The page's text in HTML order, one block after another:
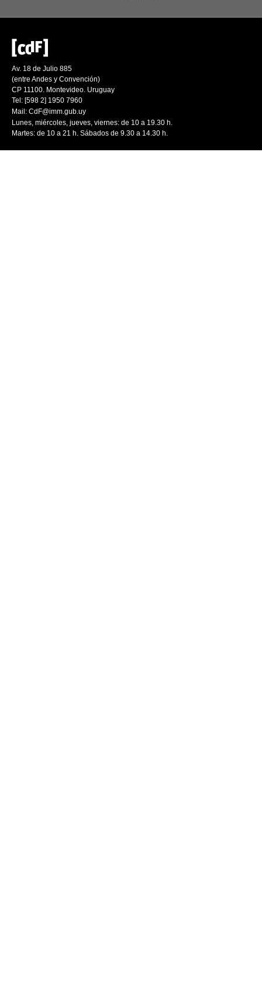
Av. 18 de Julio 885
(entre Andes y Convención)
CP 11100. Montevideo. Uruguay
Tel: [598 2] 1950 7960
Mail: CdF@imm.gub.uy
Lunes, miércoles, jueves, viernes: de 10 a 19.30 h.
Martes: de 10 a 21 h. Sábados de 9.30 a 14.30 h.